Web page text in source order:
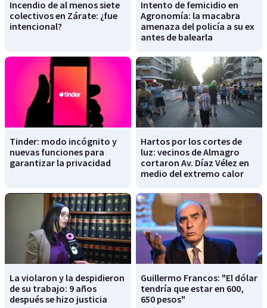
Incendio de al menos siete
colectivos en Zárate: ¿fue
intencional?
Intento de femicidio en
Agronomía: la macabra
amenaza del policía a su ex
antes de balearla
Tinder: modo incógnito y
nuevas funciones para
garantizar la privacidad
Hartos por los cortes de
luz: vecinos de Almagro
cortaron Av. Díaz Vélez en
medio del extremo calor
La violaron y la despidieron
de su trabajo: 9 años
después se hizo justicia
Guillermo Francos: "El dólar
tendría que estar en 600,
650 pesos"